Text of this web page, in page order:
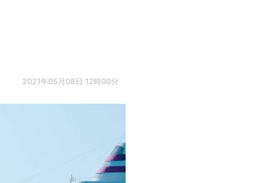
2021年05月08日 12時00分